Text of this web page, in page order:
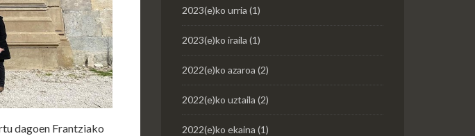
dagoen Frantziako
2023(e)ko urria (1)
2023(e)ko iraila (1)
2022(e)ko azaroa (2)
2022(e)ko uztaila (2)
2022(e)ko ekaina (1)